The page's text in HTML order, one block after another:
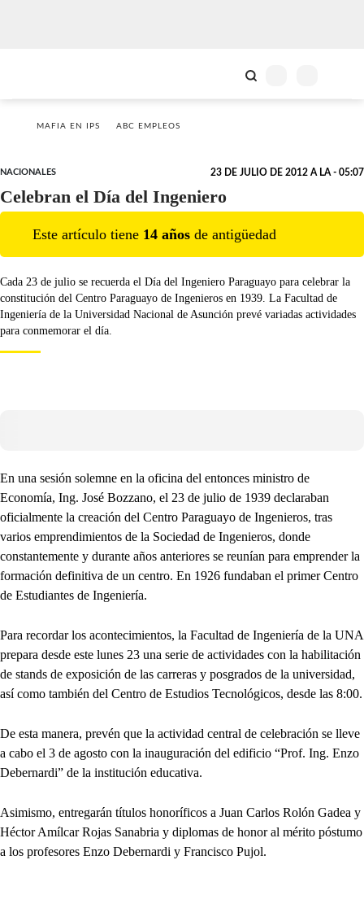
MAFIA EN IPS ABC EMPLEOS
NACIONALES 23 DE JULIO DE 2012 A LA - 05:07
Celebran el Día del Ingeniero
Este artículo tiene 14 años de antigüedad
Cada 23 de julio se recuerda el Día del Ingeniero Paraguayo para celebrar la
constitución del Centro Paraguayo de Ingenieros en 1939. La Facultad de
Ingeniería de la Universidad Nacional de Asunción prevé variadas actividades
para conmemorar el día.
En una sesión solemne en la oficina del entonces ministro de
Economía, Ing. José Bozzano, el 23 de julio de 1939 declaraban
oficialmente la creación del Centro Paraguayo de Ingenieros, tras
varios emprendimientos de la Sociedad de Ingenieros, donde
constantemente y durante años anteriores se reunían para emprender la
formación definitiva de un centro. En 1926 fundaban el primer Centro
de Estudiantes de Ingeniería.
Para recordar los acontecimientos, la Facultad de Ingeniería de la UNA
prepara desde este lunes 23 una serie de actividades con la habilitación
de stands de exposición de las carreras y posgrados de la universidad,
así como también del Centro de Estudios Tecnológicos, desde las 8:00.
De esta manera, prevén que la actividad central de celebración se lleve
a cabo el 3 de agosto con la inauguración del edificio “Prof. Ing. Enzo
Debernardi” de la institución educativa.
Asimismo, entregarán títulos honoríficos a Juan Carlos Rolón Gadea y
Héctor Amílcar Rojas Sanabria y diplomas de honor al mérito póstumo
a los profesores Enzo Debernardi y Francisco Pujol.